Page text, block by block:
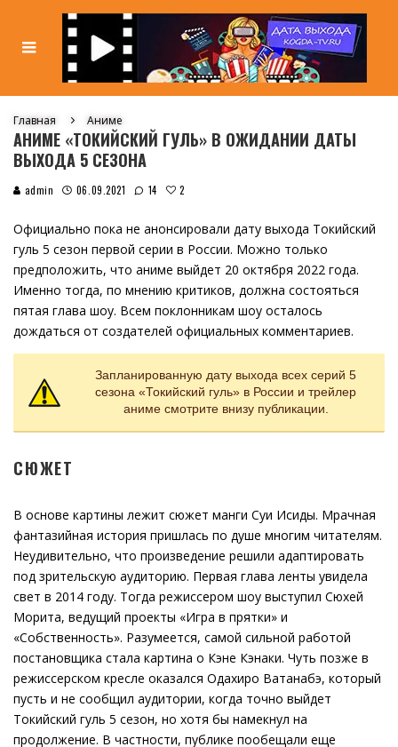
Главная Аниме
АНИМЕ «ТОКИЙСКИЙ ГУЛЬ» В ОЖИДАНИИ ДАТЫ
ВЫХОДА 5 СЕЗОНА
admin 06.09.2021 14 2
Официально пока не анонсировали дату выхода Токийский
гуль 5 сезон первой серии в России. Можно только
предположить, что аниме выйдет 20 октября 2022 года.
Именно тогда, по мнению критиков, должна состояться
пятая глава шоу. Всем поклонникам шоу осталось
дождаться от создателей официальных комментариев.
Запланированную дату выхода всех серий 5
сезона «Токийский гуль» в России и трейлер
аниме смотрите внизу публикации.
СЮЖЕТ
В основе картины лежит сюжет манги Суи Исиды. Мрачная
фантазийная история пришлась по душе многим читателям.
Неудивительно, что произведение решили адаптировать
под зрительскую аудиторию. Первая глава ленты увидела
свет в 2014 году. Тогда режиссером шоу выступил Сюхей
Морита, ведущий проекты «Игра в прятки» и
«Собственность». Разумеется, самой сильной работой
постановщика стала картина о Кэне Кэнаки. Чуть позже в
режиссерском кресле оказался Одахиро Ватанабэ, который
пусть и не сообщил аудитории, когда точно выйдет
Токийский гуль 5 сезон, но хотя бы намекнул на
продолжение. В частности, публике пообещали еще